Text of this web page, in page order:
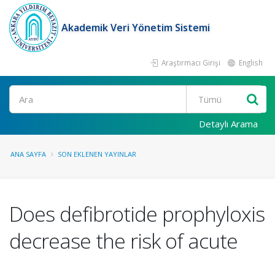
Akademik Veri Yönetim Sistemi
Araştırmacı Girişi English
Ara
Detaylı Arama
ANA SAYFA SON EKLENEN YAYINLAR
Does defibrotide prophyloxis
decrease the risk of acute